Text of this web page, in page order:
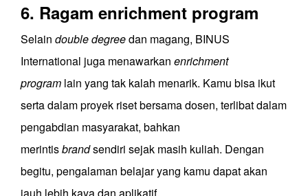
6. Ragam enrichment program
Selain double degreedan magang, BINUS
International juga menawarkan enrichment
program lain yang tak kalah menarik. Kamu bisa ikut
serta dalam proyek riset bersama dosen, terlibat dalam
pengabdian masyarakat, bahkan
merintisbrandsendiri sejak masih kuliah. Dengan
begitu, pengalaman belajar yang kamu dapat akan